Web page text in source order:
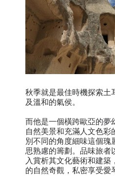
秋季就是最佳時機探索土
及溫和的氣侯。
而他是一個橫跨歐亞的夢
自然美景和充滿人文色彩
別不同的角度細味這個瑰
思熟慮的籌劃。品味旅者
入賞析其文化藝術和建築
的自然奇觀，私密享受愛